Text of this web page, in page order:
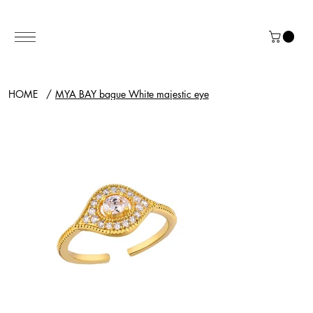
HOME / MYA BAY bague White majestic eye